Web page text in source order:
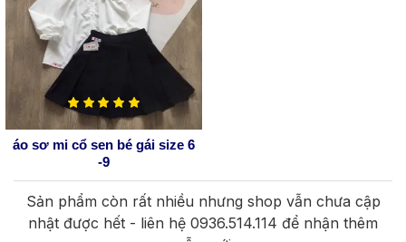
áo sơ mi cổ sen bé gái size 6
-9
Sản phẩm còn rất nhiều nhưng shop vẫn chưa cập
nhật được hết - liên hệ 0936.514.114 để nhận thêm